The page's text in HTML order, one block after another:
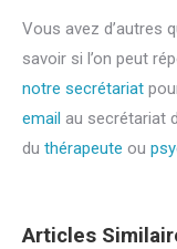
Vous avez d’autres
savoir si l’on peut
notre secrétariat
email au secrétariat
du thérapeute ou
Articles